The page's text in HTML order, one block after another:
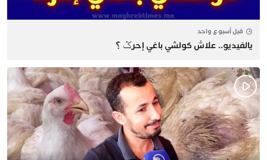
قبل أسبوع واحد
يالفيديو.. علاش كولشي باغي إحرݣ ؟